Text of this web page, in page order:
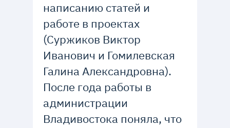
написанию статей и
работе в проектах
(Суржиков Виктор
Иванович и Гомилевская
Галина Александровна).
После года работы в
администрации
Владивостока поняла, что